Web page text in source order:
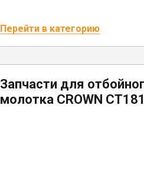
Перейти в категорию
Запчасти для
молотка CROWN